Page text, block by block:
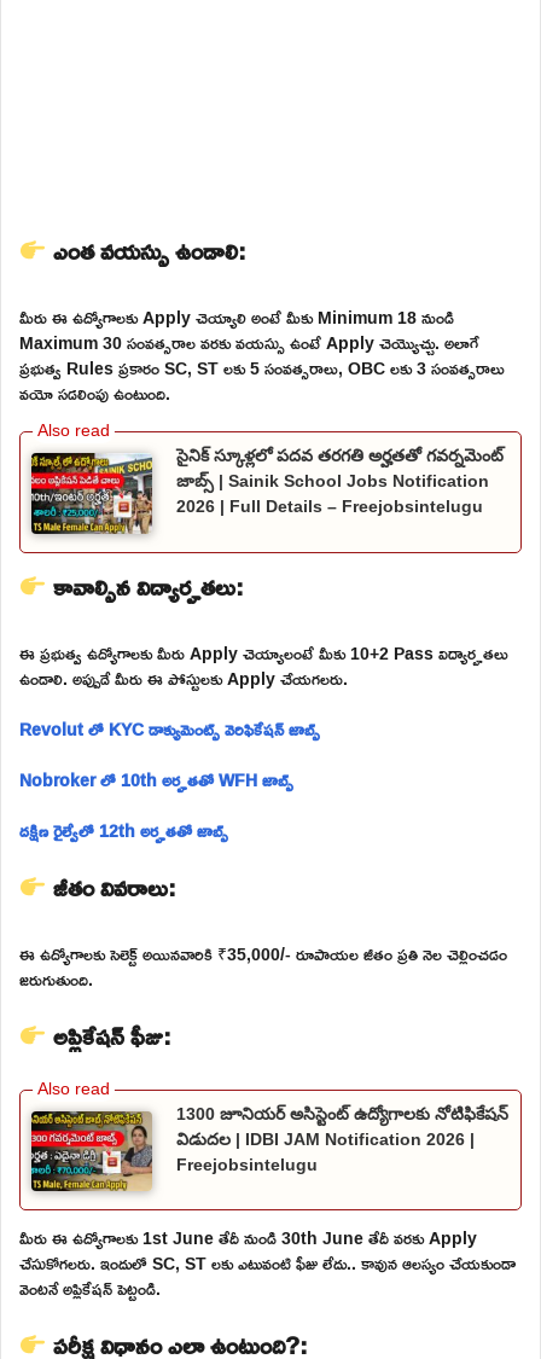
ఎంత వయస్సు ఉండాలి:
మీరు ఈ ఉద్యోగాలకు Apply చెయ్యాలి అంటే మీకు Minimum 18 నుండి
Maximum 30 సంవత్సరాల వరకు వయస్సు ఉంటే Apply చెయ్యొచ్చు. అలాగే
ప్రభుత్వ Rules ప్రకారం SC, ST లకు 5 సంవత్సరాలు, OBC లకు 3 సంవత్సరాలు
వయో సడలింపు ఉంటుంది.
సైనిక్ స్కూళ్లలో పదవ తరగతి అర్హతతో గవర్నమెంట్
జాబ్స్ | Sainik School Jobs Notification
2026 | Full Details – Freejobsintelugu
కావాల్సిన విద్యార్హతలు:
ఈ ప్రభుత్వ ఉద్యోగాలకు మీరు Apply చెయ్యాలంటే మీకు 10+2 Pass విద్యార్హతలు
ఉండాలి. అప్పుడే మీరు ఈ పోస్టులకు Apply చేయగలరు.
Revolut లో KYC డాక్యుమెంట్స్ వెరిఫికేషన్ జాబ్స్
Nobroker లో 10th అర్హతతో WFH జాబ్స్
దక్షిణ రైల్వేలో 12th అర్హతతో జాబ్స్
జీతం వివరాలు:
ఈ ఉద్యోగాలకు సెలెక్ట్ అయినవారికి ₹35,000/- రూపాయల జీతం ప్రతి నెల చెల్లించడం
జరుగుతుంది.
అప్లికేషన్ ఫీజు:
1300 జూనియర్ అసిస్టెంట్ ఉద్యోగాలకు నోటిఫికేషన్
విడుదల | IDBI JAM Notification 2026 |
Freejobsintelugu
మీరు ఈ ఉద్యోగాలకు 1st June తేదీ నుండి 30th June తేదీ వరకు Apply
చేసుకోగలరు. ఇందులో SC, ST లకు ఎటువంటి ఫీజు లేదు.. కావున ఆలస్యం చేయకుండా
వెంటనే అప్లికేషన్ పెట్టండి.
పరీక్ష విధానం ఎలా ఉంటుంది?: